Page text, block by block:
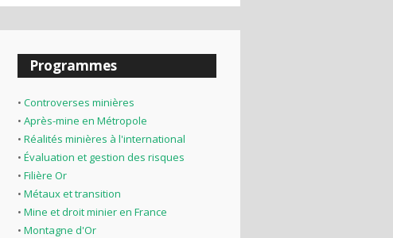
Programmes
• Controverses minières
• Après-mine en Métropole
• Réalités minières à l'international
• Évaluation et gestion des risques
• Filière Or
• Métaux et transition
• Mine et droit minier en France
• Montagne d'Or